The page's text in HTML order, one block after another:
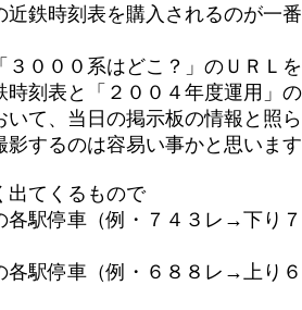
鉄時刻表を購入されるのが一
３０００系はどこ？」のＵＲＬ
時刻表と「２００４年度運用」
いて、当日の掲示板の情報と照
影するのは容易い事かと思いま
出てくるもので
各駅停車（例・７４３レ→下り
各駅停車（例・６８８レ→上り